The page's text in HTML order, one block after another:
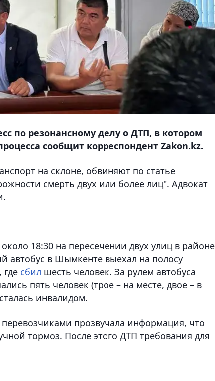
по резонансному делу о ДТП, в котором
сообщит корреспондент Zakon.kz.
на склоне, обвиняют по статье
смерть двух или более лиц". Адвокат
18:30 на пересечении двух улиц в районе
автобус в Шымкенте выехал на полосу
где сбил шесть человек. За рулем автобуса
пять человек (трое – на месте, двое – в
инвалидом.
прозвучала информация, что
тормоз. После этого ДТП требования для